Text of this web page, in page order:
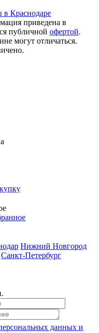
в Краснодаре
приведена в
публичной офертой.
могут отличаться.
Нижний Новгород
Санкт-Петербург
данных и